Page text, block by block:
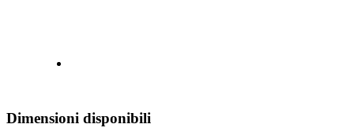
Dimensioni disponibili